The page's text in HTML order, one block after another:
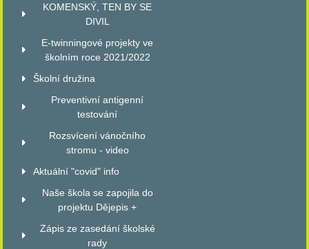
KOMENSKÝ, TEN BY SE
DIVIL
E-twinningové projekty ve
školním roce 2021/2022
Školní družina
Preventivní antigenní
testování
Rozsvícení vánočního
stromu - video
Aktuální "covid" info
Naše škola se zapojila do
projektu Dějepis +
Zápis ze zasedání školské
rady